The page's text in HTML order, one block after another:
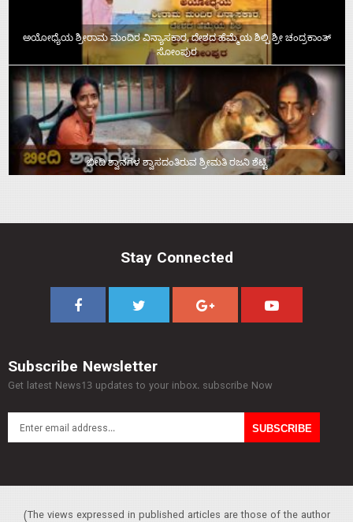
ಅಯೋಧ್ಯೆಯ ಶ್ರೀರಾಮ ಮಂದಿರ ವಿನ್ಯಾಸಕಾರ, ದೇಶದ ಹೆಮ್ಮೆಯ ಶಿಲ್ಪಿ ಶ್ರೀ ಚಂದ್ರಕಾಂತ್‌
ಸೋಂಪುರ
ಬೀದಿ ಶ್ವಾನಗಳ ಶ್ವಾಸದಂತಿರುವ ಶ್ರೀಮತಿ ರಜನಿ ಶೆಟ್ಟಿ
Stay Connected
Subscribe Newsletter
Get latest News13 updates to your inbox. subscribe Now
(The views expressed in published articles are those of the author